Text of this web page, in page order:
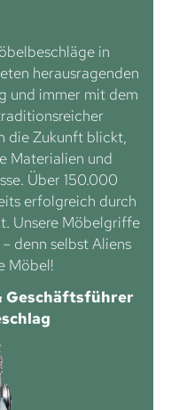
in
herausragenden
und immer mit dem
die Zukunft blickt,
Materialien und
Über 150.000
erfolgreich durch
Unsere Möbelgriffe
denn selbst Aliens
Möbel!
Geschäftsführer